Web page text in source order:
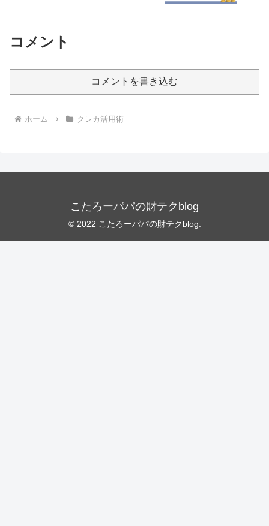
コメント
コメントを書き込む
ホーム クレカ活用術
こたろーパパの財テクblog
© 2022 こたろーパパの財テクblog.